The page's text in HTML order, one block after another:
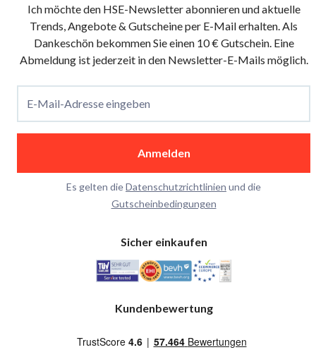
Ich möchte den HSE-Newsletter abonnieren und aktuelle
Trends, Angebote & Gutscheine per E-Mail erhalten. Als
Dankeschön bekommen Sie einen 10 € Gutschein. Eine
Abmeldung ist jederzeit in den Newsletter-E-Mails möglich.
E-Mail-Adresse eingeben
Anmelden
Es gelten dieDatenschutzrichtlinien und die
Gutscheinbedingungen
Sicher einkaufen
Kundenbewertung